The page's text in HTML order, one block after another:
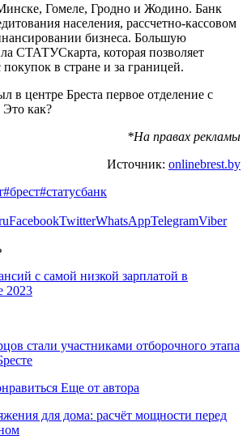
Гомеле, Гродно и Жодино. Банк
населения, рассчетно-кассовом
бизнеса. Большую
СТАТУСкарта, которая позволяет
в стране и за границей.
*На правах рекламы
Источник: onlinebrest.by
#брест#статусбанк
FacebookTwitterWhatsAppTelegramViber
с самой низкой зарплатой в
2023
стали участниками отборочного этапа
Еще от автора
для дома: расчёт мощности перед